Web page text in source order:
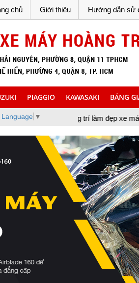
chủ Giới thiệu Hướng dẫn sử
PIAGGIO KAWASAKI BẢNG
Language ▼
trang trí làm đẹp xe máy, xe tay ga